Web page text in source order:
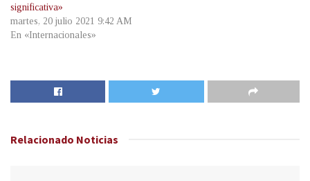
significativa»
martes, 20 julio 2021 9:42 AM
En «Internacionales»
Relacionado Noticias